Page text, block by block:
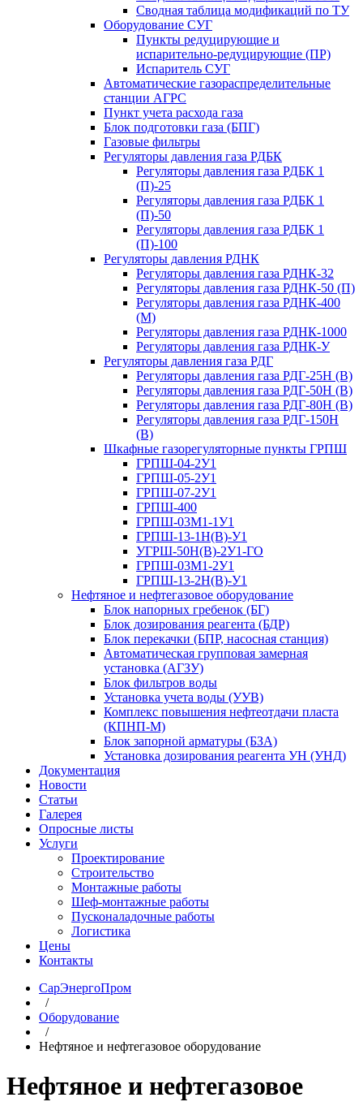
Сводная таблица модификаций по ТУ
Оборудование СУГ
Пункты редуцирующие и
испарительно-редуцирующие (ПР)
Испаритель СУГ
Автоматические газораспределительные
станции АГРС
Пункт учета расхода газа
Блок подготовки газа (БПГ)
Газовые фильтры
Регуляторы давления газа РДБК
Регуляторы давления газа РДБК 1
(П)-25
Регуляторы давления газа РДБК 1
(П)-50
Регуляторы давления газа РДБК 1
(П)-100
Регуляторы давления РДНК
Регуляторы давления газа РДНК-32
Регуляторы давления газа РДНК-50 (П)
Регуляторы давления газа РДНК-400
(М)
Регуляторы давления газа РДНК-1000
Регуляторы давления газа РДНК-У
Регуляторы давления газа РДГ
Регуляторы давления газа РДГ-25Н (В)
Регуляторы давления газа РДГ-50Н (В)
Регуляторы давления газа РДГ-80Н (В)
Регуляторы давления газа РДГ-150Н
(В)
Шкафные газорегуляторные пункты ГРПШ
ГРПШ-04-2У1
ГРПШ-05-2У1
ГРПШ-07-2У1
ГРПШ-400
ГРПШ-03М1-1У1
ГРПШ-13-1Н(В)-У1
УГРШ-50Н(В)-2У1-ГО
ГРПШ-03М1-2У1
ГРПШ-13-2Н(В)-У1
Нефтяное и нефтегазовое оборудование
Блок напорных гребенок (БГ)
Блок дозирования реагента (БДР)
Блок перекачки (БПР, насосная станция)
Автоматическая групповая замерная
установка (АГЗУ)
Блок фильтров воды
Установка учета воды (УУВ)
Комплекс повышения нефтеотдачи пласта
(КПНП-М)
Блок запорной арматуры (БЗА)
Установка дозирования реагента УН (УНД)
Документация
Новости
Статьи
Галерея
Опросные листы
Услуги
Проектирование
Строительство
Монтажные работы
Шеф-монтажные работы
Пусконаладочные работы
Логистика
Цены
Контакты
СарЭнергоПром
/
Оборудование
/
Нефтяное и нефтегазовое оборудование
Нефтяное и нефтегазовое